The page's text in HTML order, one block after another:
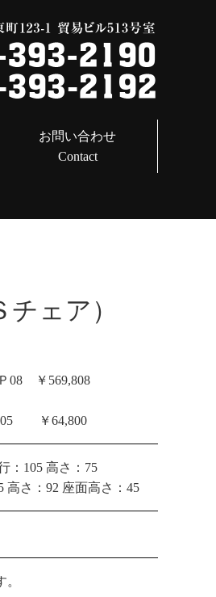
お問い合わせ
Contact
ェア）
08 ￥569,808
705 ￥64,800
：105 高さ：75
さ：92 座面高さ：45